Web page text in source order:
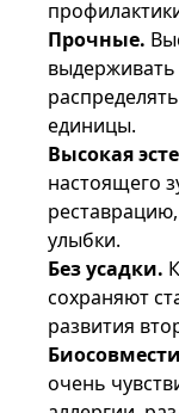
Прочные.
единицы.
Высокая
настоящего
улыбки.
Без усадки.
сохраняют
развития
очень